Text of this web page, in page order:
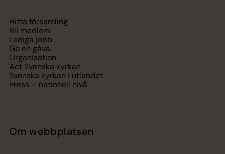
Hitta församling
Bli medlem
Lediga jobb
Ge en gåva
Organisation
Act Svenska kyrkan
Svenska kyrkan i utlandet
Press – nationell nivå
Om webbplatsen